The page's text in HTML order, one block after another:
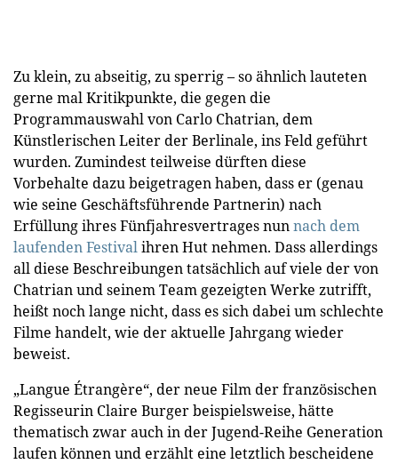
Zu klein, zu abseitig, zu sperrig – so ähnlich lauteten
gerne mal Kritikpunkte, die gegen die
Programmauswahl von Carlo Chatrian, dem
Künstlerischen Leiter der Berlinale, ins Feld geführt
wurden. Zumindest teilweise dürften diese
Vorbehalte dazu beigetragen haben, dass er (genau
wie seine Geschäftsführende Partnerin) nach
Erfüllung ihres Fünfjahresvertrages nunnach dem
laufenden Festivalihren Hut nehmen. Dass allerdings
all diese Beschreibungen tatsächlich auf viele der von
Chatrian und seinem Team gezeigten Werke zutrifft,
heißt noch lange nicht, dass es sich dabei um schlechte
Filme handelt, wie der aktuelle Jahrgang wieder
beweist.
„Langue Étrangère“, der neue Film der französischen
Regisseurin Claire Burger beispielsweise, hätte
thematisch zwar auch in der Jugend-Reihe Generation
laufen können und erzählt eine letztlich bescheidene